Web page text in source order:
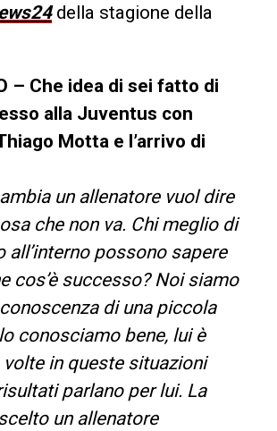
della stagione della
– Che idea di sei fatto di
alla Juventus con
Motta e l’arrivo di
un allenatore vuol dire
che non va. Chi meglio di
all’interno possono sapere
cos’è successo? Noi siamo
di una piccola
conosciamo bene, lui è
in queste situazioni
parlano per lui. La
un allenatore